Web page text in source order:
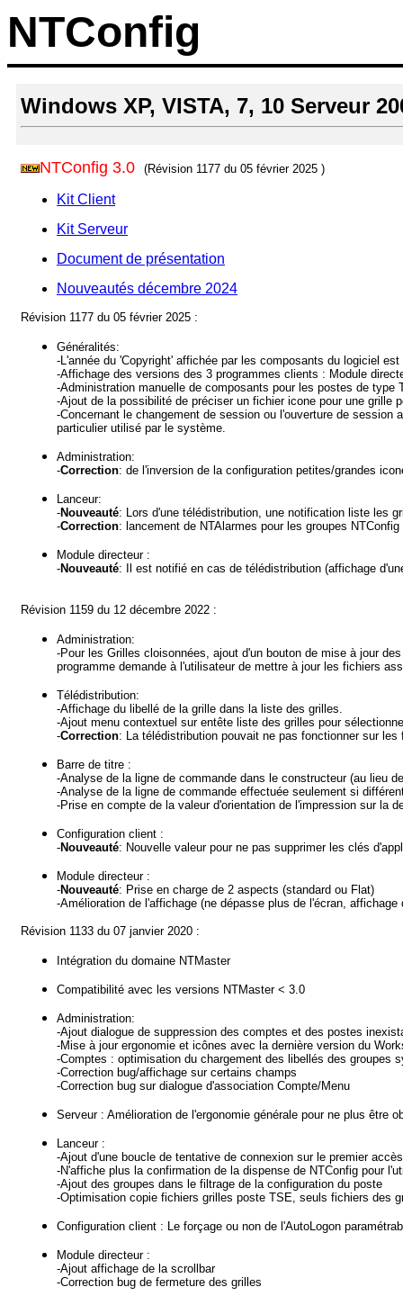
NTConfig
Windows XP, VISTA, 7, 10 Serveur
NTConfig 3.0 (Révision 1177 du 05 février 2025 )
Kit Client
Kit Serveur
Document de présentation
Nouveautés décembre 2024
Révision 1177 du 05 février 2025 :
Généralités:
-L'année du 'Copyright' affichée par les composants du logiciel
-Affichage des versions des 3 programmes clients : Module
-Administration manuelle de composants pour les postes de type
-Ajout de la possibilité de préciser un fichier icone pour une grille
-Concernant le changement de session ou l'ouverture de
particulier utilisé par le système.
Administration:
-Correction: de l'inversion de la configuration petites/grandes
Lanceur:
-Nouveauté: Lors d'une télédistribution, une notification liste les
-Correction: lancement de NTAlarmes pour les groupes
Module directeur :
-Nouveauté: Il est notifié en cas de télédistribution (affichage
Révision 1159 du 12 décembre 2022 :
Administration:
-Pour les Grilles cloisonnées, ajout d'un bouton de mise à jour
programme demande à l'utilisateur de mettre à jour les fichiers
Télédistribution:
-Affichage du libellé de la grille dans la liste des grilles.
-Ajout menu contextuel sur entête liste des grilles pour
-Correction: La télédistribution pouvait ne pas fonctionner sur
Barre de titre :
-Analyse de la ligne de commande dans le constructeur (au lieu
-Analyse de la ligne de commande effectuée seulement si
-Prise en compte de la valeur d'orientation de l'impression sur la
Configuration client :
-Nouveauté: Nouvelle valeur pour ne pas supprimer les clés
Module directeur :
-Nouveauté: Prise en charge de 2 aspects (standard ou Flat)
-Amélioration de l'affichage (ne dépasse plus de l'écran,
Révision 1133 du 07 janvier 2020 :
Intégration du domaine NTMaster
Compatibilité avec les versions NTMaster < 3.0
Administration:
-Ajout dialogue de suppression des comptes et des postes
-Mise à jour ergonomie et icônes avec la dernière version du
-Comptes : optimisation du chargement des libellés des groupes
-Correction bug/affichage sur certains champs
-Correction bug sur dialogue d'association Compte/Menu
Serveur : Amélioration de l'ergonomie générale pour ne plus être
Lanceur :
-Ajout d'une boucle de tentative de connexion sur le premier
-N'affiche plus la confirmation de la dispense de NTConfig pour
-Ajout des groupes dans le filtrage de la configuration du poste
-Optimisation copie fichiers grilles poste TSE, seuls fichiers des
Configuration client : Le forçage ou non de l'AutoLogon
Module directeur :
-Ajout affichage de la scrollbar
-Correction bug de fermeture des grilles